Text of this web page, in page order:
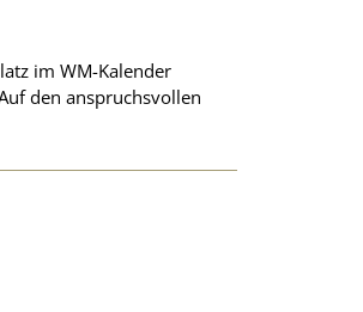
im WM-Kalender
den anspruchsvollen